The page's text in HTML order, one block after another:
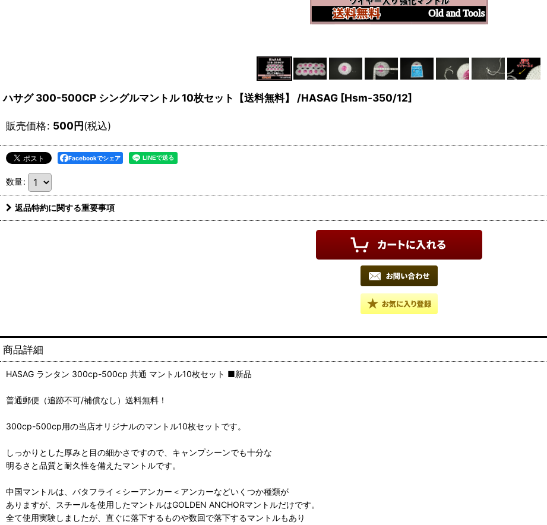
ハサグ 300-500CP シングルマントル 10枚セット【送料無料】 /HASAG [Hsm-350/12]
販売価格: 500円(税込)
Facebookでシェア
数量:
返品特約に関する重要事項
商品詳細
HASAG ランタン 300cp-500cp 共通 マントル10枚セット ■新品
普通郵便（追跡不可/補償なし）送料無料！
300cp-500cp用の当店オリジナルのマントル10枚セットです。
しっかりとした厚みと目の細かさですので、キャンプシーンでも十分な
明るさと品質と耐久性を備えたマントルです。
中国マントルは、バタフライ＜シーアンカー＜アンカーなどいくつか種類が
ありますが、スチールを使用したマントルはGOLDEN ANCHORマントルだけです。
全て使用実験しましたが、直ぐに落下するものや数回で落下するマントルもあり